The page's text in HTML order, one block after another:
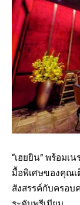
“เฮยยิน” พร้อม
มื้อพิเศษของคุณเ
สังสรรค์กับครอบ